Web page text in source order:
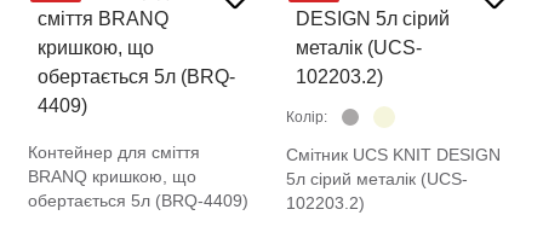
Контейнер для сміття
BRANQ кришкою, що
обертається 5л (BRQ-4409)
Колір:
Смітник UCS KNIT DESIGN
5л сірий металік (UCS-
102203.2)